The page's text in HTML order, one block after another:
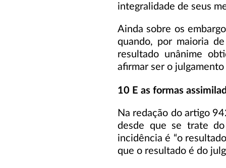
integralidade de seus
Ainda sobre os
quando, por maioria
resultado unânime
afirmar ser o
10 E as formas
Na redação do artigo
desde que se trate
incidência é “o
que o resultado é do